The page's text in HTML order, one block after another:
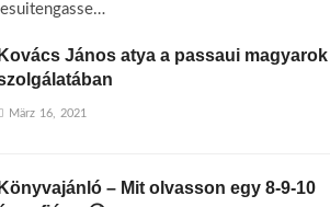
Kovács János atya a passaui magyarok
März 16, 2021
Könyvajánló – Mit olvasson egy 8-9-10